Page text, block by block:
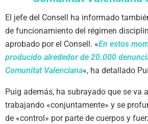
El jefe del Consell ha informado
de funcionamiento del régimen
aprobado por el Consell. «En estos
producido alrededor de 20.000
Comunitat Valenciana«, ha detallado
Puig además, ha subrayado que se va
trabajando «conjuntamente» y se
de «control» por parte de cuerpos y